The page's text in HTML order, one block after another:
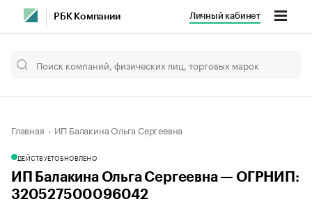
РБК Компании Личный кабинет
Главная ИП Балакина Ольга Сергеевна
ДЕЙСТВУЕТОБНОВЛЕНО
ИП Балакина Ольга Сергеевна — ОГРНИП:
320527500096042